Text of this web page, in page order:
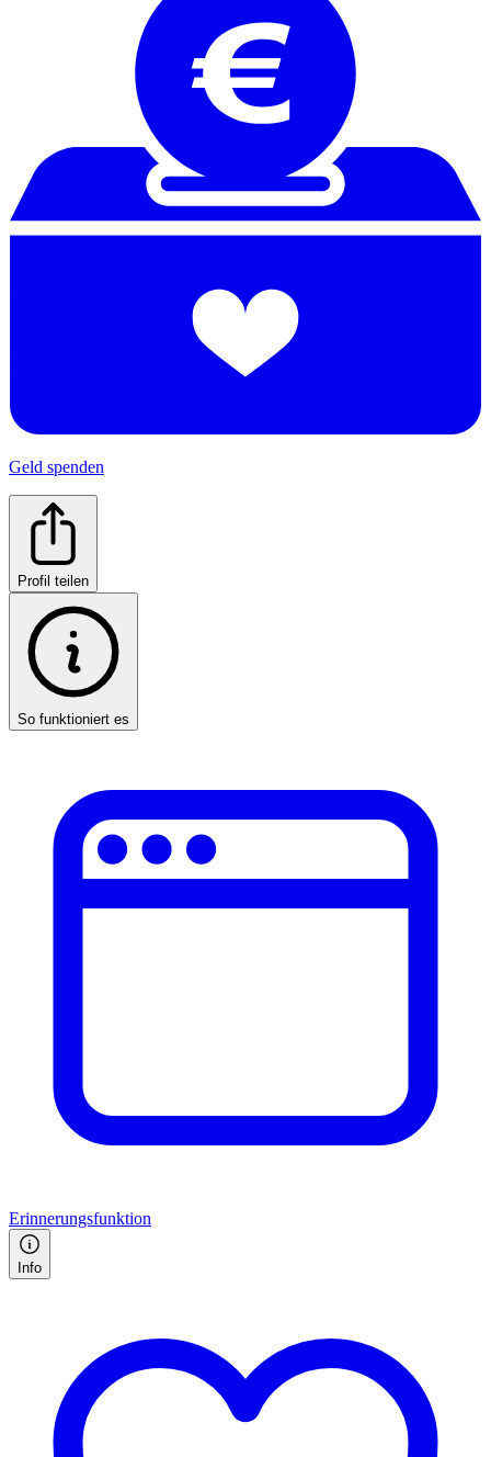
Geld spenden
Profil teilen
So funktioniert es
Erinnerungsfunktion
Info